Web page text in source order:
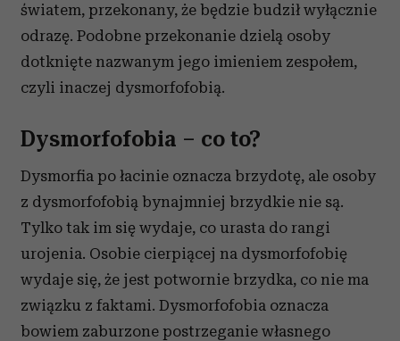
światem, przekonany, że będzie budził wyłącznie
odrazę. Podobne przekonanie dzielą osoby
dotknięte nazwanym jego imieniem zespołem,
czyli inaczej dysmorfofobią.
Dysmorfofobia – co to?
Dysmorfia po łacinie oznacza brzydotę, ale osoby
z dysmorfofobią bynajmniej brzydkie nie są.
Tylko tak im się wydaje, co urasta do rangi
urojenia. Osobie cierpiącej na dysmorfofobię
wydaje się, że jest potwornie brzydka, co nie ma
związku z faktami. Dysmorfofobia oznacza
bowiem zaburzone postrzeganie własnego